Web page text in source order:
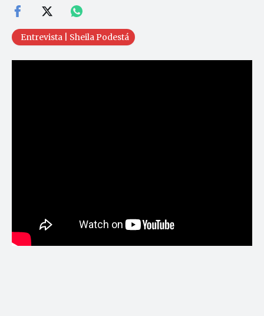
Entrevista | Sheila Podestá